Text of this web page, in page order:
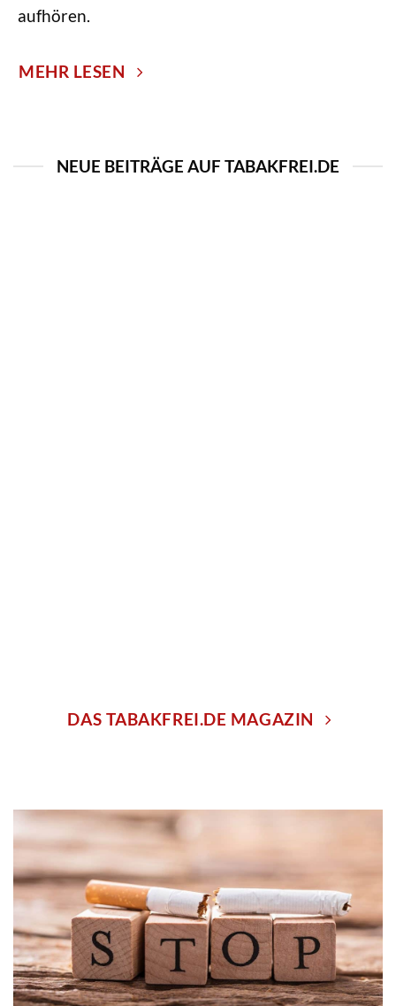
aufhören.
MEHR LESEN
NEUE BEITRÄGE AUF TABAKFREI.DE
DAS TABAKFREI.DE MAGAZIN